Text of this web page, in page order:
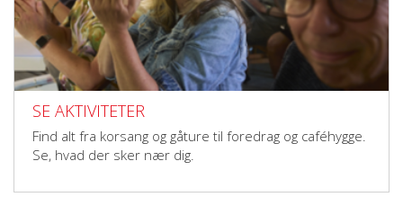
SE AKTIVITETER
Find alt fra korsang og gåture til foredrag og caféhygge.
Se, hvad der sker nær dig.